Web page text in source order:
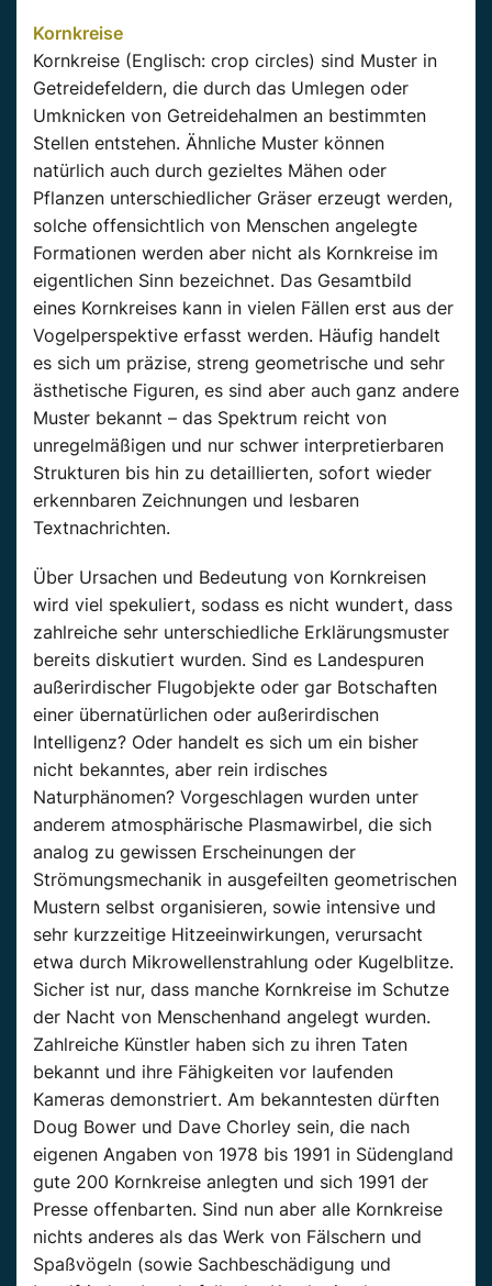
Kornkreise
Kornkreise (Englisch: crop circles) sind Muster in
Getreidefeldern, die durch das Umlegen oder
Umknicken von Getreidehalmen an bestimmten
Stellen entstehen. Ähnliche Muster können
natürlich auch durch gezieltes Mähen oder
Pflanzen unterschiedlicher Gräser erzeugt werden,
solche offensichtlich von Menschen angelegte
Formationen werden aber nicht als Kornkreise im
eigentlichen Sinn bezeichnet. Das Gesamtbild
eines Kornkreises kann in vielen Fällen erst aus der
Vogelperspektive erfasst werden. Häufig handelt
es sich um präzise, streng geometrische und sehr
ästhetische Figuren, es sind aber auch ganz andere
Muster bekannt – das Spektrum reicht von
unregelmäßigen und nur schwer interpretierbaren
Strukturen bis hin zu detaillierten, sofort wieder
erkennbaren Zeichnungen und lesbaren
Textnachrichten.
Über Ursachen und Bedeutung von Kornkreisen
wird viel spekuliert, sodass es nicht wundert, dass
zahlreiche sehr unterschiedliche Erklärungsmuster
bereits diskutiert wurden. Sind es Landespuren
außerirdischer Flugobjekte oder gar Botschaften
einer übernatürlichen oder außerirdischen
Intelligenz? Oder handelt es sich um ein bisher
nicht bekanntes, aber rein irdisches
Naturphänomen? Vorgeschlagen wurden unter
anderem atmosphärische Plasmawirbel, die sich
analog zu gewissen Erscheinungen der
Strömungsmechanik in ausgefeilten geometrischen
Mustern selbst organisieren, sowie intensive und
sehr kurzzeitige Hitzeeinwirkungen, verursacht
etwa durch Mikrowellenstrahlung oder Kugelblitze.
Sicher ist nur, dass manche Kornkreise im Schutze
der Nacht von Menschenhand angelegt wurden.
Zahlreiche Künstler haben sich zu ihren Taten
bekannt und ihre Fähigkeiten vor laufenden
Kameras demonstriert. Am bekanntesten dürften
Doug Bower und Dave Chorley sein, die nach
eigenen Angaben von 1978 bis 1991 in Südengland
gute 200 Kornkreise anlegten und sich 1991 der
Presse offenbarten. Sind nun aber alle Kornkreise
nichts anderes als das Werk von Fälschern und
Spaßvögeln (sowie Sachbeschädigung und